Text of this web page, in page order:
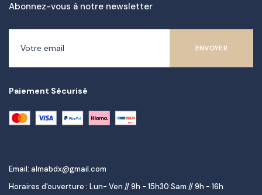
Abonnez-vous à notre newsletter
Paiement Sécurisé
Email: almabdx@gmail.com
Horaires d'ouverture : Lun- Ven // 9h - 15h30 Sam // 9h - 16h